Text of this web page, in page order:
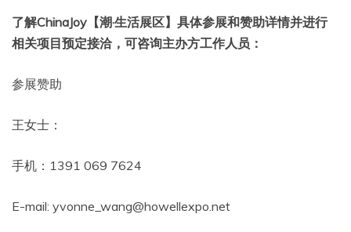
了解ChinaJoy【潮·生活展区】具体参展和赞助详情并进行
相关项目预定接洽，可咨询主办方工作人员：
参展赞助
王女士：
手机：1391 069 7624
E-mail: yvonne_wang@howellexpo.net